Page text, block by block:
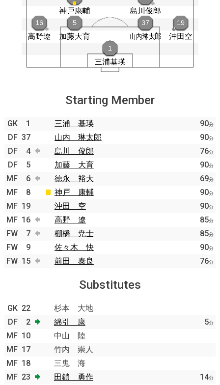
Starting Member
GK 1 三浦 基瑛 90分
DF 37 山内 琳太郎 90分
DF 4 島川 俊郎 76分
DF 5 加藤 大育 90分
MF 6 徳永 裕大 69分
MF 8 神戸 康輔 90分
MF 19 沖田 空 90分
MF 16 高野 遼 85分
FW 7 棚橋 尭士 85分
FW 9 佐々木 快 90分
FW 15 前田 泰良 76分
Substitutes
GK 22
杉本 大地
DF
2 綿引 康 5分
MF 10
中山 陸
MF 17
竹内 崇人
MF 18
三鬼 海
MF 23 田鎖 勇作 14分